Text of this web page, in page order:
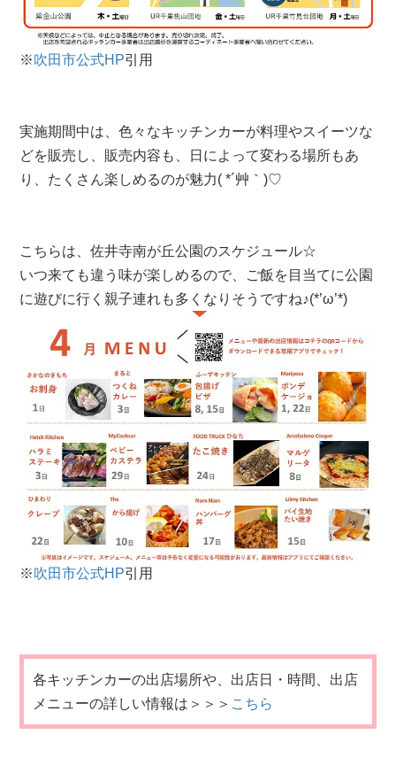
※吹田市公式HP引用
実施期間中は、色々なキッチンカーが料理やスイーツな
どを販売し、販売内容も、日によって変わる場所もあ
り、たくさん楽しめるのが魅力( *´艸｀)♡
こちらは、佐井寺南が丘公園のスケジュール☆
いつ来ても違う味が楽しめるので、ご飯を目当てに公園
に遊びに行く親子連れも多くなりそうですね♪(*’ω’*)
※吹田市公式HP引用
各キッチンカーの出店場所や、出店日・時間、出店
メニューの詳しい情報は＞＞＞ こちら